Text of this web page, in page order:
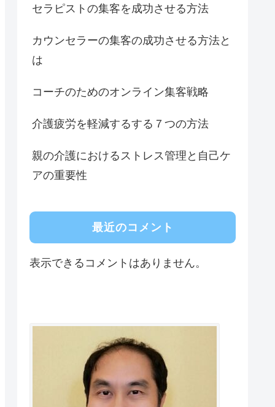
セラピストの集客を成功させる方法
カウンセラーの集客の成功させる方法と
は
コーチのためのオンライン集客戦略
介護疲労を軽減するする７つの方法
親の介護におけるストレス管理と自己ケ
アの重要性
最近のコメント
表示できるコメントはありません。